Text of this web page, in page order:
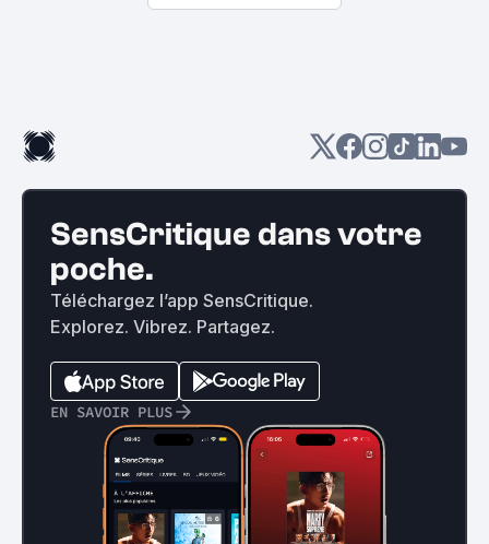
SensCritique dans votre
poche.
Téléchargez l’app SensCritique.
Explorez. Vibrez. Partagez.
EN SAVOIR PLUS